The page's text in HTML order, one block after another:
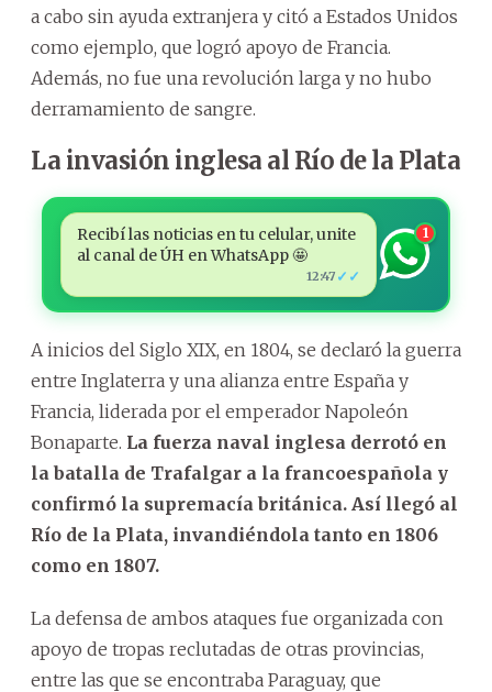
a cabo sin ayuda extranjera y citó a Estados Unidos
como ejemplo, que logró apoyo de Francia.
Además, no fue una revolución larga y no hubo
derramamiento de sangre.
La invasión inglesa al Río de la Plata
Recibí las noticias en tu celular, unite
al canal de ÚH en WhatsApp 🤩
12:47 ✓✓
1
A inicios del Siglo XIX, en 1804, se declaró la guerra
entre Inglaterra y una alianza entre España y
Francia, liderada por el emperador Napoleón
Bonaparte. La fuerza naval inglesa derrotó en
la batalla de Trafalgar a la francoespañola y
confirmó la supremacía británica. Así llegó al
Río de la Plata, invandiéndola tanto en 1806
como en 1807.
La defensa de ambos ataques fue organizada con
apoyo de tropas reclutadas de otras provincias,
entre las que se encontraba Paraguay, que